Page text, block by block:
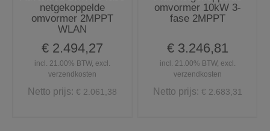
netgekoppelde
omvormer 2MPPT
WLAN
€ 2.494,27
incl. 21.00% BTW, excl.
verzendkosten
Netto prijs:€ 2.061,38
omvormer 10kW 3-
fase 2MPPT
€ 3.246,81
incl. 21.00% BTW, excl.
verzendkosten
Netto prijs: € 2.683,31